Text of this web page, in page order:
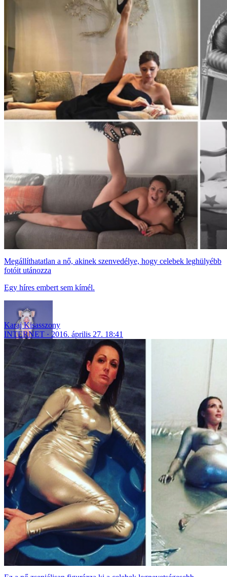
Megállíthatatlan a nő, akinek szenvedélye, hogy celebek leghülyébb
fotóit utánozza
Egy híres embert sem kímél.
Karaj Kisasszony
INTERNET
2016. április 27. 18:41